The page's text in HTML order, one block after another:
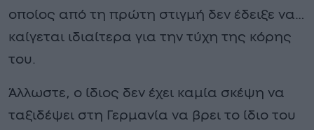
οποίος από τη πρώτη στιγμή δεν έδειξε να…
καίγεται ιδιαίτερα για την τύχη της κόρης
του.
Άλλωστε, ο ίδιος δεν έχει καμία σκέψη να
ταξιδέψει στη Γερμανία να βρει το ίδιο του